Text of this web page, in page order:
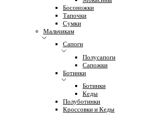
Босоножки
Тапочки
Сумки
Мальчикам
Сапоги
Полусапоги
Сапожки
Ботинки
Ботинки
Кеды
Полуботинки
Кроссовки и Кеды